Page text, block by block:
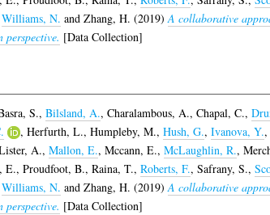
Williams, N. and Zhang, H. (2019)A collaborative
[Data Collection]
S., Bilsland, A., Charalambous, A., Chapal, C.,
, Herfurth, L., Humpleby, M., Hush, G., Ivanova, Y.,
A., Mallon, E., Mccann, E., McLaughlin, R.,
E., Proudfoot, B., Raina, T., Roberts, F., Safrany, S.,
Williams, N. and Zhang, H. (2019)A collaborative
[Data Collection]